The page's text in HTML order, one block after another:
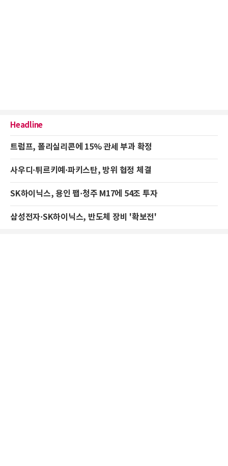
Headline
트럼프, 폴리실리콘에 15% 관세 부과 확정
사우디·튀르키예·파키스탄, 방위 협정 체결
SK하이닉스, 용인 팹·청주 M17에 54조 투자
삼성전자·SK하이닉스, 반도체 장비 '확보전'